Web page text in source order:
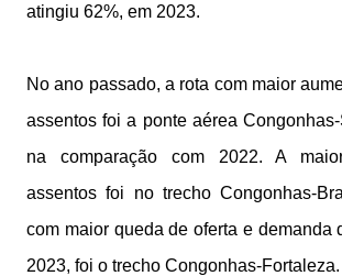
atingiu 62%, em 2023.
No ano passado, a rota com maior
assentos foi a ponte aérea
na comparação com 2022. A
assentos foi no trecho Congonhas-
com maior queda de oferta e demanda
2023, foi o trecho Congonhas-Fortaleza.